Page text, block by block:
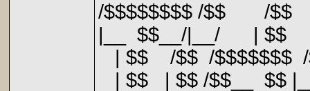
/$$$$$$$$ /
|__ $$__/|__/ |
| $$ /$$ /$$$$$$$
| $$ | $$ /$$__ $$